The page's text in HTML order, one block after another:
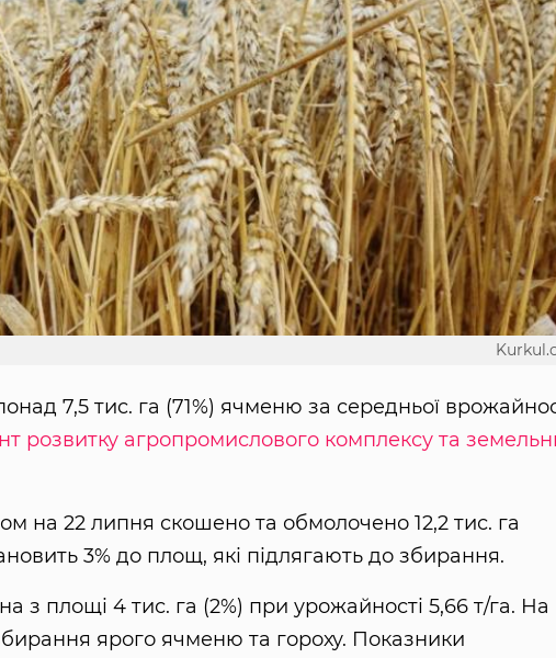
7,5 тис. га (71%) ячменю за середньої
розвитку агропромислового комплексу та
на 22 липня скошено та обмолочено 12,2 тис. га
3% до площ, які підлягають до збирання.
з площі 4 тис. га (2%) при урожайності 5,66 т/га. На
ярого ячменю та гороху. Показники